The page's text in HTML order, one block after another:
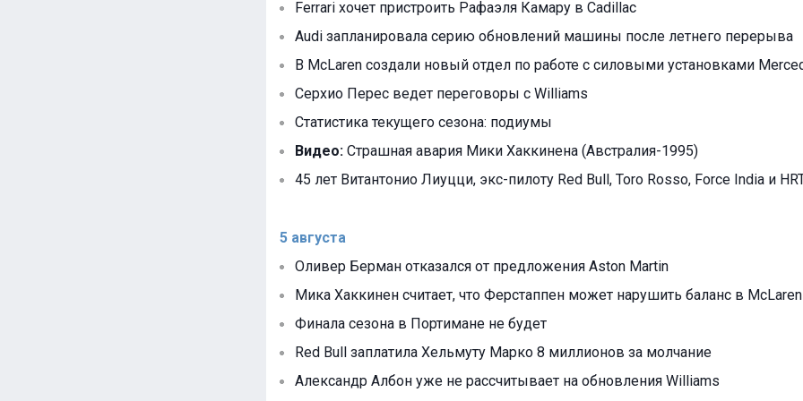
Ferrari хочет пристроить Рафаэля Камару в Cadillac
Audi запланировала серию обновлений машины после летнего перерыва
В McLaren создали новый отдел по работе с силовыми установками
Серхио Перес ведет переговоры с Williams
Статистика текущего сезона: подиумы
Видео: Страшная авария Мики Хаккинена (Австралия-1995)
45 лет Витантонио Лиуцци, экс-пилоту Red Bull, Toro Rosso, Force India и
5 августа
Оливер Берман отказался от предложения Aston Martin
Мика Хаккинен считает, что Ферстаппен может нарушить баланс в McLaren
Финала сезона в Портимане не будет
Red Bull заплатила Хельмуту Марко 8 миллионов за молчание
Александр Албон уже не рассчитывает на обновления Williams